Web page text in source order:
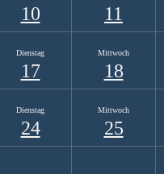
10 11
Dienstag
17
Mittwoch
18
Dienstag
24
Mittwoch
25